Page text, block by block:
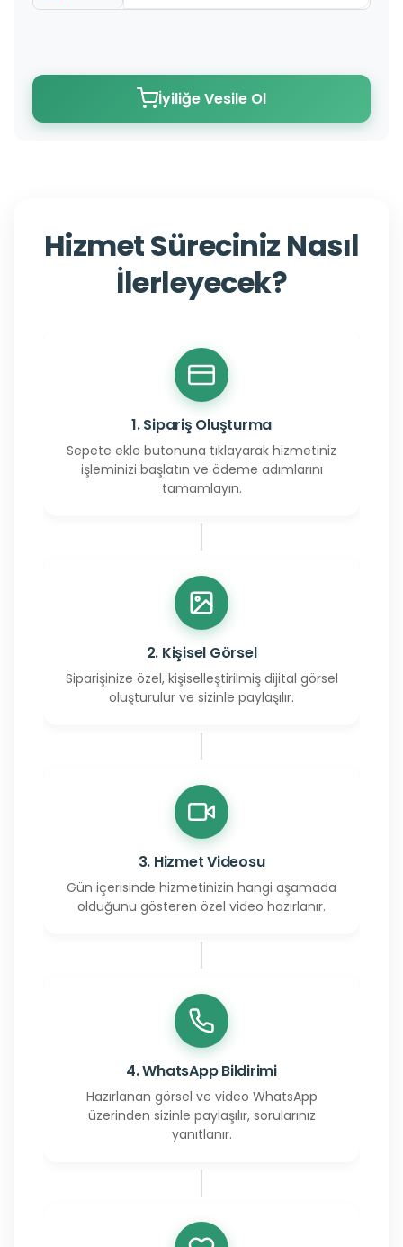
İyiliğe Vesile Ol
Hizmet Süreciniz Nasıl
İlerleyecek?
1. Sipariş Oluşturma
Sepete ekle butonuna tıklayarak hizmetiniz
işleminizi başlatın ve ödeme adımlarını
tamamlayın.
2. Kişisel Görsel
Siparişinize özel, kişiselleştirilmiş dijital görsel
oluşturulur ve sizinle paylaşılır.
3. Hizmet Videosu
Gün içerisinde hizmetinizin hangi aşamada
olduğunu gösteren özel video hazırlanır.
4. WhatsApp Bildirimi
Hazırlanan görsel ve video WhatsApp
üzerinden sizinle paylaşılır, sorularınız
yanıtlanır.